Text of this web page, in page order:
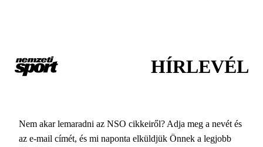
HÍRLEVÉL
Nem akar lemaradni az NSO cikkeiről? Adja meg a nevét és
az e-mail címét, és mi naponta elküldjük Önnek a legjobb